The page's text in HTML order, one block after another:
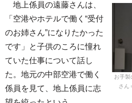
お手
さん
地上係員の遠藤さんは、
「空港やホテルで働く“受付
のお姉さん”になりたかった
です」と子供のころに憧れ
ていた仕事について話し
た。地元の中部空港で働く
係員を見て、地上係員に志